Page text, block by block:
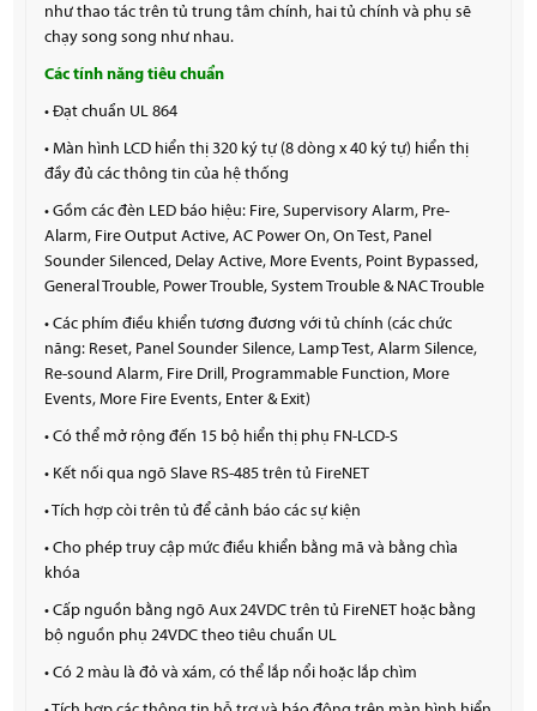
như thao tác trên tủ trung tâm chính, hai tủ chính và phụ sẽ
chạy song song như nhau.
Các tính năng tiêu chuẩn
• Đạt chuẩn UL 864
• Màn hình LCD hiển thị 320 ký tự (8 dòng x 40 ký tự) hiển thị
đầy đủ các thông tin của hệ thống
• Gồm các đèn LED báo hiệu: Fire, Supervisory Alarm, Pre-
Alarm, Fire Output Active, AC Power On, On Test, Panel
Sounder Silenced, Delay Active, More Events, Point Bypassed,
General Trouble, Power Trouble, System Trouble & NAC Trouble
• Các phím điều khiển tương đương với tủ chính (các chức
năng: Reset, Panel Sounder Silence, Lamp Test, Alarm Silence,
Re-sound Alarm, Fire Drill, Programmable Function, More
Events, More Fire Events, Enter & Exit)
• Có thể mở rộng đến 15 bộ hiển thị phụ FN-LCD-S
• Kết nối qua ngõ Slave RS-485 trên tủ FireNET
• Tích hợp còi trên tủ để cảnh báo các sự kiện
• Cho phép truy cập mức điều khiển bằng mã và bằng chìa
khóa
• Cấp nguồn bằng ngõ Aux 24VDC trên tủ FireNET hoặc bằng
bộ nguồn phụ 24VDC theo tiêu chuẩn UL
• Có 2 màu là đỏ và xám, có thể lắp nổi hoặc lắp chìm